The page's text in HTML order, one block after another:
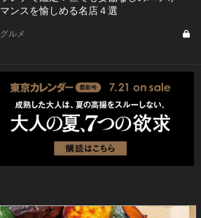
マンスを愉しめる名店４選
グルメ